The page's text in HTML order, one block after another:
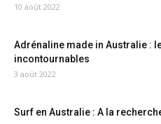
10 août 2022
Adrénaline made in Australie :
incontournables
3 août 2022
Surf en Australie : A la